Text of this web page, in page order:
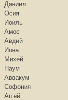
Даниил
Осия
Иоиль
Амос
Авдий
Иона
Михей
Наум
Аввакум
Софония
Аггей